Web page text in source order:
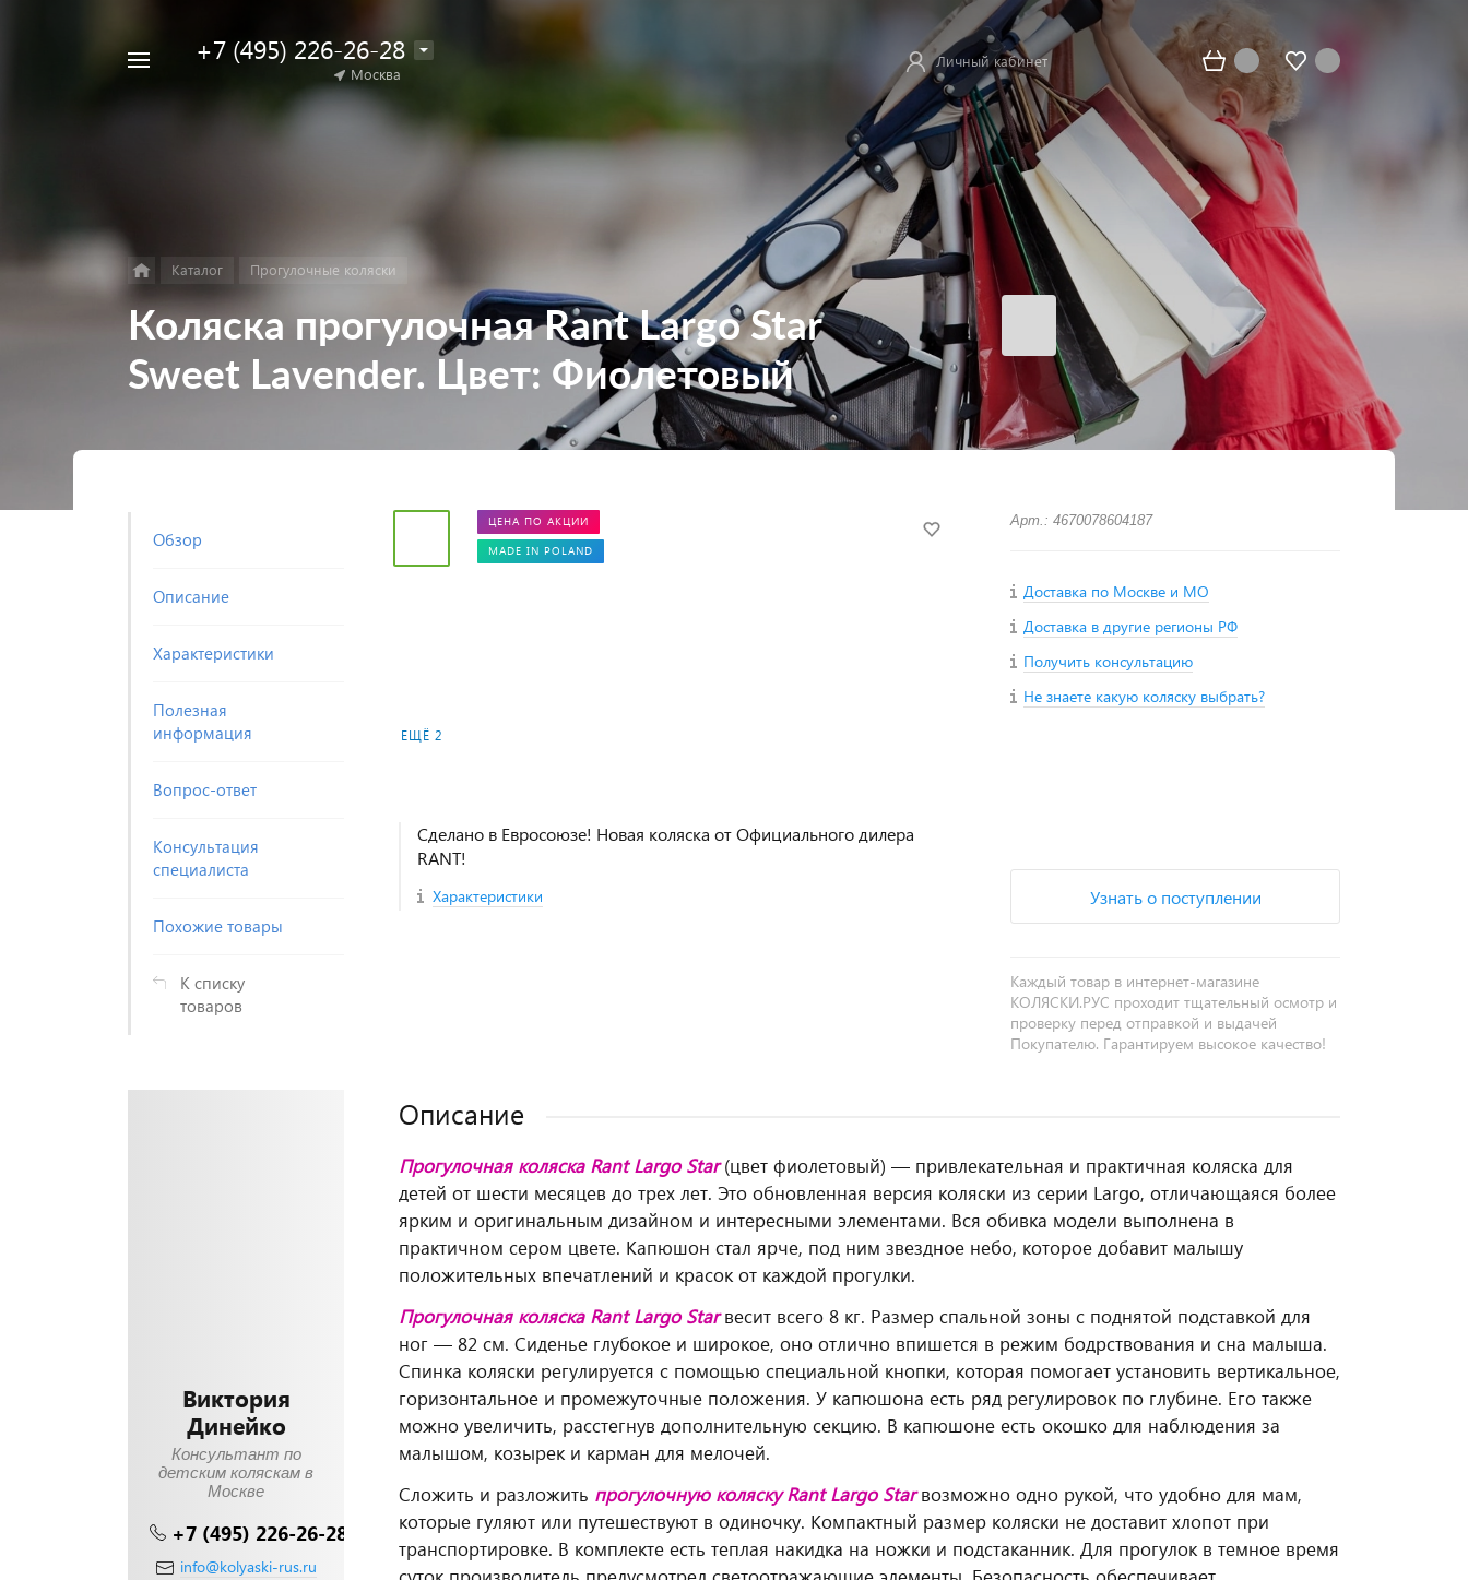
+7 (495) 226-26-28
Москва
Личный кабинет
Каталог Прогулочные коляски
Коляска прогулочная Rant Largo Star
Sweet Lavender. Цвет: Фиолетовый
Обзор
Описание
Характеристики
Полезная
информация
Вопрос-ответ
Консультация
специалиста
Похожие товары
К списку
товаров
Виктория
Динейко
Консультант по
детским коляскам в
Москве
+7 (495) 226-26-28
info@kolyaski-rus.ru
ЕЩЁ 2
ЦЕНА ПО АКЦИИ
MADE IN POLAND
Сделано в Евросоюзе! Новая коляска от Официального дилера
RANT!
Характеристики
Арт.: 4670078604187
Доставка по Москве и МО
Доставка в другие регионы РФ
Получить консультацию
Не знаете какую коляску выбрать?
Узнать о поступлении
Каждый товар в интернет-магазине
КОЛЯСКИ.РУС проходит тщательный осмотр и
проверку перед отправкой и выдачей
Покупателю. Гарантируем высокое качество!
Описание
Прогулочная коляска Rant Largo Star(цвет фиолетовый) — привлекательная и практичная коляска для
детей от шести месяцев до трех лет. Это обновленная версия коляски из серии Largo, отличающаяся более
ярким и оригинальным дизайном и интересными элементами. Вся обивка модели выполнена в
практичном сером цвете. Капюшон стал ярче, под ним звездное небо, которое добавит малышу
положительных впечатлений и красок от каждой прогулки.
Прогулочная коляска Rant Largo Starвесит всего 8 кг. Размер спальной зоны с поднятой подставкой для
ног — 82 см. Сиденье глубокое и широкое, оно отлично впишется в режим бодрствования и сна малыша.
Спинка коляски регулируется с помощью специальной кнопки, которая помогает установить вертикальное,
горизонтальное и промежуточные положения. У капюшона есть ряд регулировок по глубине. Его также
можно увеличить, расстегнув дополнительную секцию. В капюшоне есть окошко для наблюдения за
малышом, козырек и карман для мелочей.
Сложить и разложить прогулочную коляску Rant Largo Starвозможно одно рукой, что удобно для мам,
которые гуляют или путешествуют в одиночку. Компактный размер коляски не доставит хлопот при
транспортировке. В комплекте есть теплая накидка на ножки и подстаканник. Для прогулок в темное время